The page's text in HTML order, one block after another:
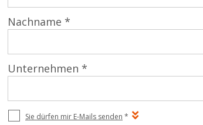
Nachname *
Unternehmen *
Sie dürfen mir E-Mails senden *